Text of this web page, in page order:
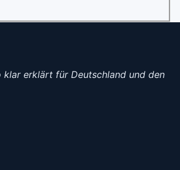
klar erklärt für Deutschland und den